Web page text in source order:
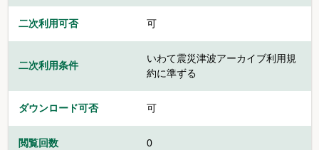
二次利用可否 可
二次利用条件
いわて震災津波アーカイブ利用規
約に準ずる
ダウンロード可否 可
閲覧回数 0